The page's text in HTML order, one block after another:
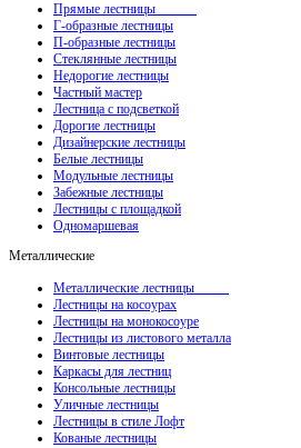
Прямые лестницы
Г-образные лестницы
П-образные лестницы
Стеклянные лестницы
Недорогие лестницы
Частный мастер
Лестница с подсветкой
Дорогие лестницы
Дизайнерские лестницы
Белые лестницы
Модульные лестницы
Забежные лестницы
Лестницы с площадкой
Одномаршевая
Металлические
Металлические лестницы
Лестницы на косоурах
Лестницы на монокосоуре
Лестницы из листового металла
Винтовые лестницы
Каркасы для лестниц
Консольные лестницы
Уличные лестницы
Лестницы в стиле Лофт
Кованые лестницы